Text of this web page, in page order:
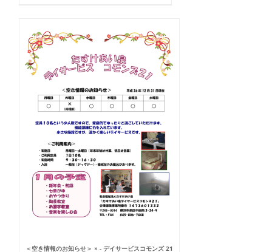
＜空き情報のお知らせ＞ × - デイサービスコモンズ 21